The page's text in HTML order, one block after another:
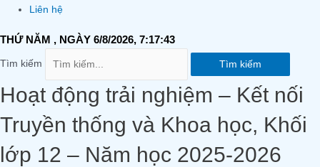
Liên hệ
THỨ NĂM , NGÀY 6/8/2026, 7:17:44
Tìm kiếm Tìm kiếm
Hoạt động trải nghiệm – Kết nối
Truyền thống và Khoa học, Khối
lớp 12 – Năm học 2025-2026